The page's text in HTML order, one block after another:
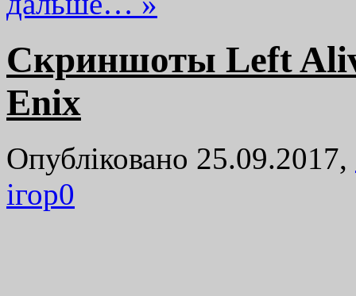
Скриншоты Left
Enix
Опубліковано 25.09.2017,
ігор0